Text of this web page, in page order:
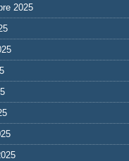
2025